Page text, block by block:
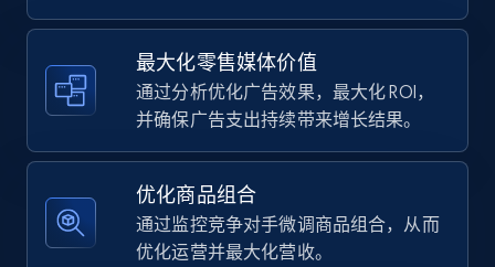
Walmart - products
URL, Final price, Sku, Currency, Gtin,
Specifications, Image urls, Top reviews, and
more.
5.6K+ 878+ 立即开始
最大化零售媒体价值
通过分析优化广告效果，最大化 ROI，
并确保广告支出持续带来增长结果。
优化商品组合
通过监控竞争对手微调商品组合，从而
优化运营并最大化营收。